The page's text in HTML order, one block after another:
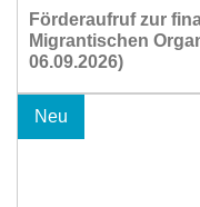
Förderaufruf zur
Migrantischen
06.09.2026)
Neu